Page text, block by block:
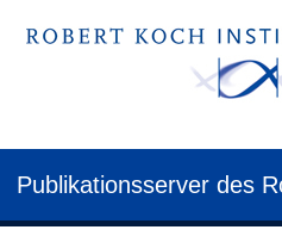
Publikationsserver des